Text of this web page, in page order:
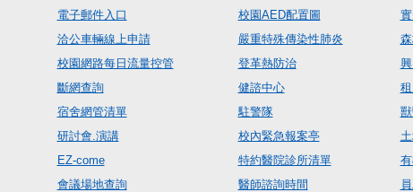
電子郵件入口
洽公車輛線上申請
校園網路每日流量控管
斷網查詢
宿舍網管清單
研討會.演講
EZ-come
會議場地查詢
校園AED配置圖
嚴重特殊傳染性肺炎
登革熱防治
健諮中心
駐警隊
校內緊急報案亭
特約醫院診所清單
醫師諮詢時間